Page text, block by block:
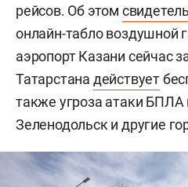
рейсов. Об этом
онлайн-табло воздушной
аэропорт Казани сейчас
Татарстана действует
также угроза атаки БПЛА
Зеленодольск и другие